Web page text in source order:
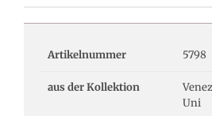
Artikelnummer 5798
aus der Kollektion
Uni